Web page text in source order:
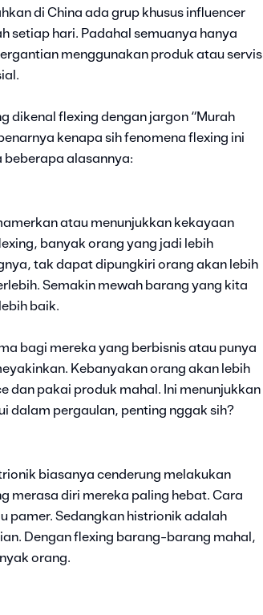
di China ada grup khusus influencer
setiap hari. Padahal semuanya hanya
menggunakan produk atau servis
dikenal flexing dengan jargon “Murah
kenapa sih fenomena flexing ini
beberapa alasannya:
atau menunjukkan kekayaan
banyak orang yang jadi lebih
tak dapat dipungkiri orang akan lebih
Semakin mewah barang yang kita
baik.
bagi mereka yang berbisnis atau punya
Kebanyakan orang akan lebih
dan pakai produk mahal. Ini menunjukkan
dalam pergaulan, penting nggak sih?
biasanya cenderung melakukan
merasa diri mereka paling hebat. Cara
pamer. Sedangkan histrionik adalah
Dengan flexing barang-barang mahal,
orang.